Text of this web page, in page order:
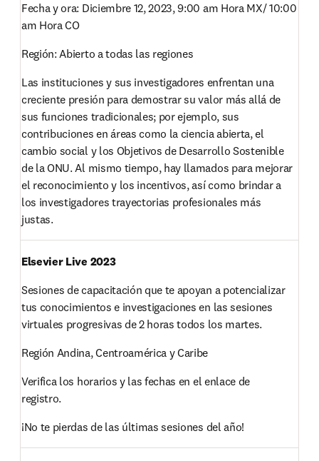
Fecha y ora: Diciembre 12, 2023, 9:00 am Hora MX/ 10:00
am Hora CO
Región: Abierto a todas las regiones
Las instituciones y sus investigadores enfrentan una
creciente presión para demostrar su valor más allá de
sus funciones tradicionales; por ejemplo, sus
contribuciones en áreas como la ciencia abierta, el
cambio social y los Objetivos de Desarrollo Sostenible
de la ONU. Al mismo tiempo, hay llamados para mejorar
el reconocimiento y los incentivos, así como brindar a
los investigadores trayectorias profesionales más
justas.
Elsevier Live 2023
Sesiones de capacitación que te apoyan a potencializar
tus conocimientos e investigaciones en las sesiones
virtuales progresivas de 2 horas todos los martes.
Región Andina, Centroamérica y Caribe
Verifica los horarios y las fechas en el enlace de
registro.
¡No te pierdas de las últimas sesiones del año!